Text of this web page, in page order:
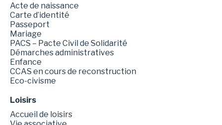
Acte de naissance
Carte d’identité
Passeport
Mariage
PACS – Pacte Civil de Solidarité
Démarches administratives
Enfance
CCAS en cours de reconstruction
Eco-civisme
Loisirs
Accueil de loisirs